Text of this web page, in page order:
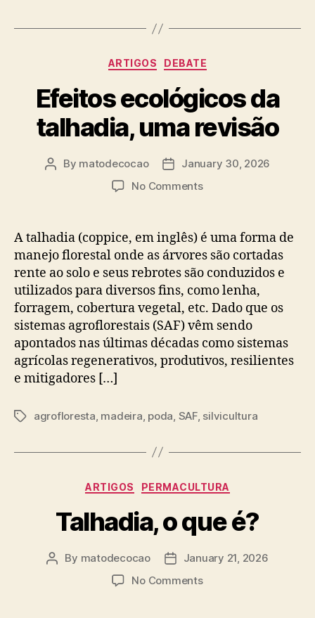
Categories
ARTIGOS DEBATE
Efeitos ecológicos da
talhadia, uma revisão
Post
By matodecocao
PostJanuary 30, 2026
No Commentson
da
uma
revisão
A talhadia (coppice, em inglês) é uma forma de
manejo florestal onde as árvores são cortadas
rente ao solo e seus rebrotes são conduzidos e
utilizados para diversos fins, como lenha,
forragem, cobertura vegetal, etc. Dado que os
sistemas agroflorestais (SAF) vêm sendo
apontados nas últimas décadas como sistemas
agrícolas regenerativos, produtivos, resilientes
e mitigadores […]
Tagsagrofloresta madeira poda SAF, silvicultura
Categories
ARTIGOS PERMACULTURA
Talhadia, o que é?
Post
By matodecocao
PostJanuary 21, 2026
No Commentson